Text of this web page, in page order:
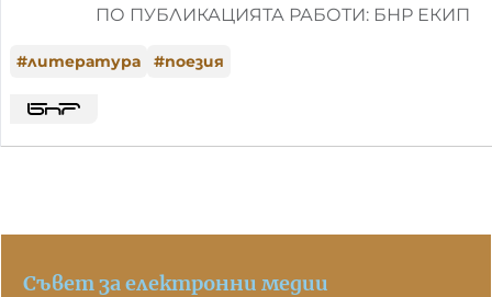
ПО ПУБЛИКАЦИЯТА РАБОТИ: БНР ЕКИП
#литература #поезия
Съвет за електронни медии